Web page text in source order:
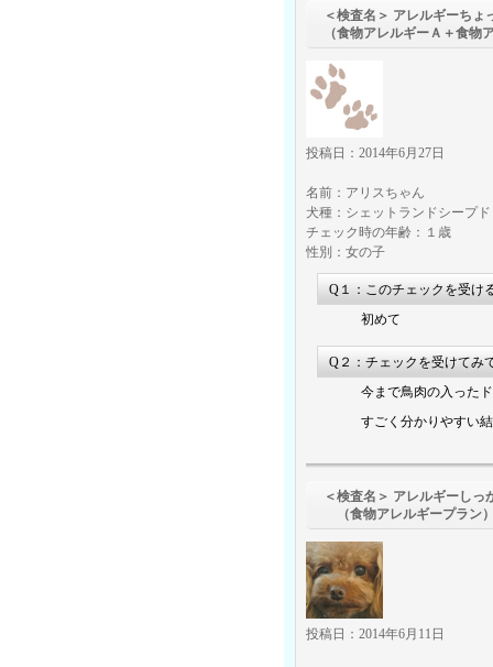
＜検査名＞ アレルギーち
（食物アレルギーＡ＋食物
投稿日：2014年6月27日
名前：アリスちゃん
犬種：シェットランドシープ
チェック時の年齢：１歳
性別：女の子
Q１：このチェックを受け
初めて
Q２：チェックを受けてみ
今まで鳥肉の入った
すごく分かりやすい
＜検査名＞ アレルギーし
（食物アレルギープラ
投稿日：2014年6月11日